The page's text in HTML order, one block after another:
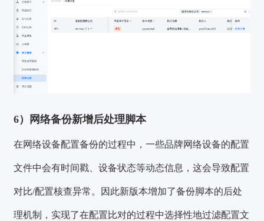
6）网络备份新增后处理脚本
在网络设备配置备份的过程中，一些品牌网络设备的配置
文件中会有时间戳、设备状态等动态信息，这会导致配置
对比/配置核查异常。因此新版本增加了备份脚本的后处
理机制，实现了在配置比对的过程中选择性地过滤配置文